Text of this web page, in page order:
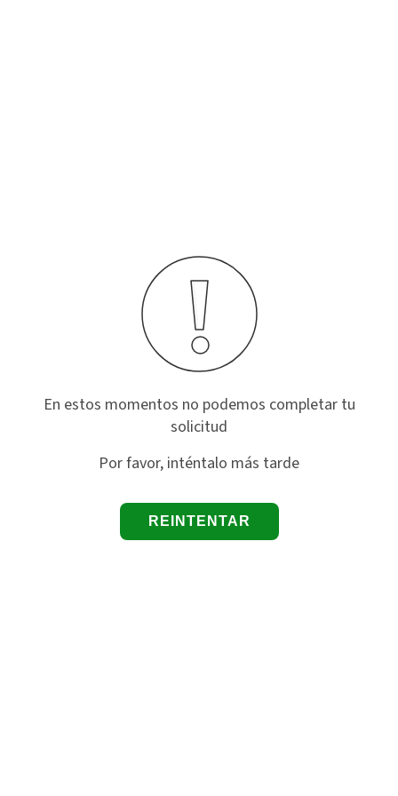
En estos momentos no podemos completar tu
solicitud
Por favor, inténtalo más tarde
REINTENTAR